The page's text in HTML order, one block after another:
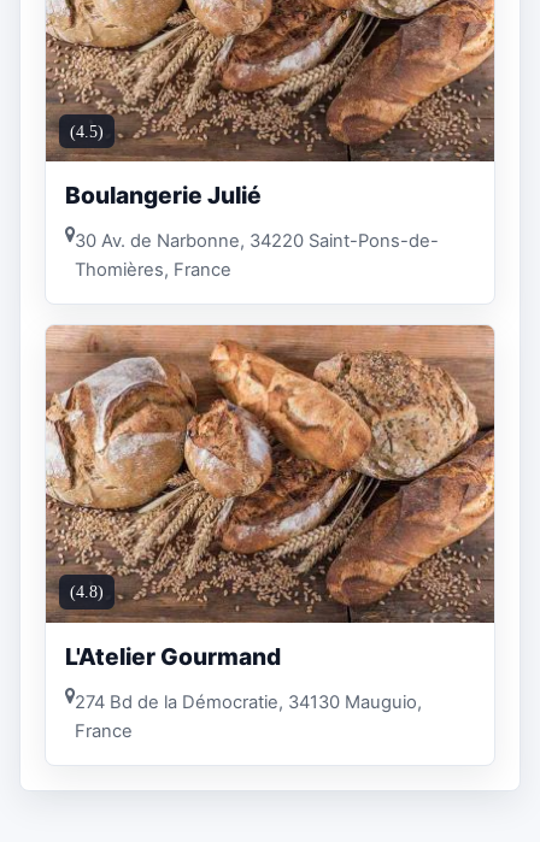
(4.5)
Boulangerie Julié
30 Av. de Narbonne, 34220 Saint-Pons-de-
Thomières, France
(4.8)
L'Atelier Gourmand
274 Bd de la Démocratie, 34130 Mauguio,
France